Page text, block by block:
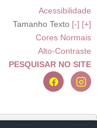
Acessibilidade
Tamanho Texto [-] [+]
Cores Normais
Alto-Contraste
PESQUISAR NO SITE